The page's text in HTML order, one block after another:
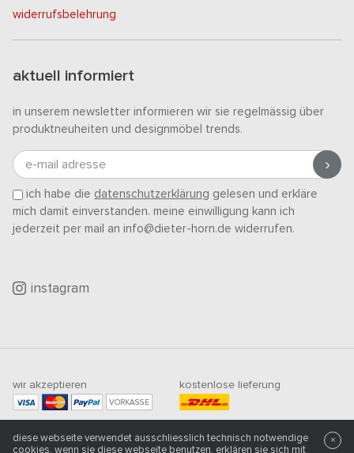
widerrufsbelehrung
aktuell informiert
in unserem newsletter informieren wir sie regelmässig über
produktneuheiten und designmöbel trends.
e-mail adresse
ich habe die datenschutzerklärung gelesen und erkläre
mich damit einverstanden. meine einwilligung kann ich
jederzeit per mail an info@dieter-horn.de widerrufen.
instagram
wir akzeptieren
VORKASSE
kostenlose lieferung
mindestbestellwert
500CHF
diese webseite verwendet ausschliesslich technisch notwendige
cookies. wenn sie diese webseite benutzen, erklären sie sich mit
×